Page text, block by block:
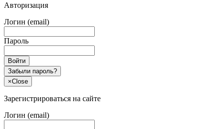
Авторизация
Логин (email)
Пароль
Войти
Забыли пароль?
×Close
Зарегистрироваться на сайте
Логин (email)